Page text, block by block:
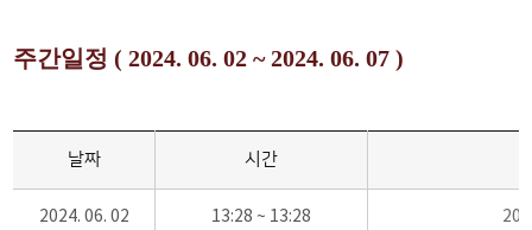
주간일정 ( 2024. 06. 02 ~ 2024. 06. 07 )
날짜 시간
2024. 06. 02 13:28 ~ 13:28